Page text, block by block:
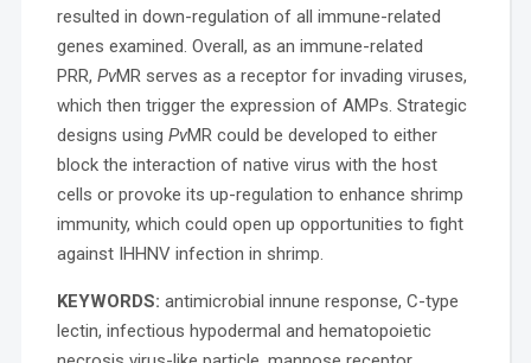
resulted in down-regulation of all immune-related
genes examined. Overall, as an immune-related
PRR, PvMR serves as a receptor for invading viruses,
which then trigger the expression of AMPs. Strategic
designs using PvMR could be developed to either
block the interaction of native virus with the host
cells or provoke its up-regulation to enhance shrimp
immunity, which could open up opportunities to fight
against IHHNV infection in shrimp.
KEYWORDS: antimicrobial innune response, C-type
lectin, infectious hypodermal and hematopoietic